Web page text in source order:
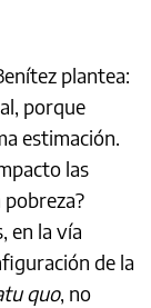
plantea:
porque
estimación.
las
en la vía
de la
quo, no